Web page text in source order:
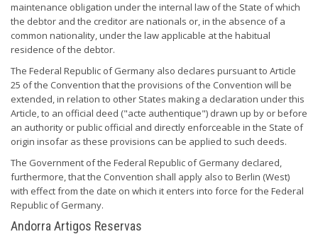
maintenance obligation under the internal law of the State of which
the debtor and the creditor are nationals or, in the absence of a
common nationality, under the law applicable at the habitual
residence of the debtor.
The Federal Republic of Germany also declares pursuant to Article
25 of the Convention that the provisions of the Convention will be
extended, in relation to other States making a declaration under this
Article, to an official deed ("acte authentique") drawn up by or before
an authority or public official and directly enforceable in the State of
origin insofar as these provisions can be applied to such deeds.
The Government of the Federal Republic of Germany declared,
furthermore, that the Convention shall apply also to Berlin (West)
with effect from the date on which it enters into force for the Federal
Republic of Germany.
Andorra Artigos Reservas